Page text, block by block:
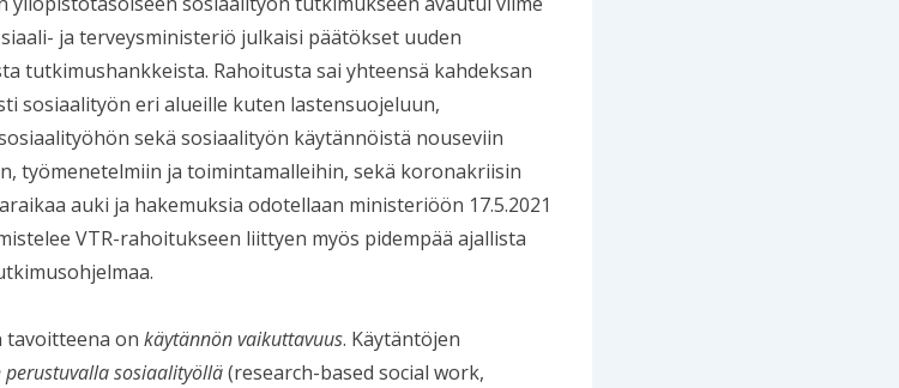
ja terveysministeriö julkaisi päätökset uuden
tutkimushankkeista. Rahoitusta sai yhteensä kahdeksan
sosiaalityön eri alueille kuten lastensuojeluun,
sekä sosiaalityön käytännöistä nouseviin
työmenetelmiin ja toimintamalleihin, sekä koronakriisin
auki ja hakemuksia odotellaan ministeriöön 17.5.2021
VTR-rahoitukseen liittyen myös pidempää ajallista
on käytännön vaikuttavuus. Käytäntöjen
sosiaalityöllä(research-based social work,